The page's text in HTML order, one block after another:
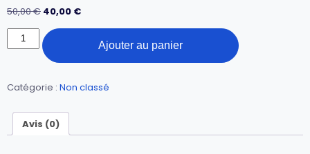
50,00€ 40,00 €
Ajouter au panier
Catégorie : Non classé
Avis (0)